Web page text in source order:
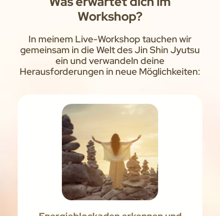
Workshop?
In meinem Live-Workshop tauchen wir
gemeinsam in die Welt des Jin Shin Jyutsu
ein und verwandeln deine
Herausforderungen in neue Möglichkeiten: